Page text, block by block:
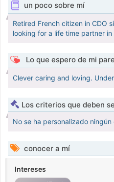
un poco sobre mí
Retired French citizen in CDO
looking for a life time partner
Lo que espero de mi
Clever caring and loving.
Los criterios que deben
No se ha personalizado ningún
conocer a mí
Intereses